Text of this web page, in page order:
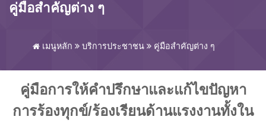
คู่มือสำคัญต่าง ๆ
เมนูหลัก บริการประชาชน คู่มือสำคัญต่าง ๆ
คู่มือการให้คำปรึกษาและแก้ไขปัญหา
การร้องทุกข์/ร้องเรียนด้านแรงงานทั้งใน